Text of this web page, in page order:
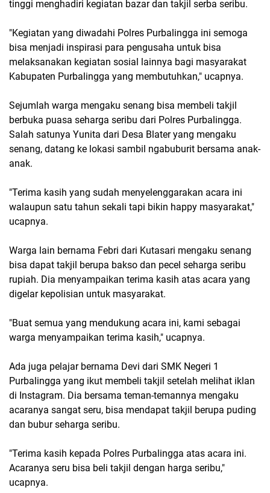
tinggi menghadiri kegiatan bazar dan takjil serba seribu.
"Kegiatan yang diwadahi Polres Purbalingga ini semoga
bisa menjadi inspirasi para pengusaha untuk bisa
melaksanakan kegiatan sosial lainnya bagi masyarakat
Kabupaten Purbalingga yang membutuhkan," ucapnya.
Sejumlah warga mengaku senang bisa membeli takjil
berbuka puasa seharga seribu dari Polres Purbalingga.
Salah satunya Yunita dari Desa Blater yang mengaku
senang, datang ke lokasi sambil ngabuburit bersama anak-
anak.
"Terima kasih yang sudah menyelenggarakan acara ini
walaupun satu tahun sekali tapi bikin happy masyarakat,"
ucapnya.
Warga lain bernama Febri dari Kutasari mengaku senang
bisa dapat takjil berupa bakso dan pecel seharga seribu
rupiah. Dia menyampaikan terima kasih atas acara yang
digelar kepolisian untuk masyarakat.
"Buat semua yang mendukung acara ini, kami sebagai
warga menyampaikan terima kasih," ucapnya.
Ada juga pelajar bernama Devi dari SMK Negeri 1
Purbalingga yang ikut membeli takjil setelah melihat iklan
di Instagram. Dia bersama teman-temannya mengaku
acaranya sangat seru, bisa mendapat takjil berupa puding
dan bubur seharga seribu.
"Terima kasih kepada Polres Purbalingga atas acara ini.
Acaranya seru bisa beli takjil dengan harga seribu,"
ucapnya.